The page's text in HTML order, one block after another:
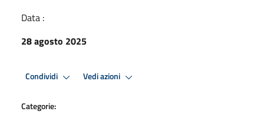
Data :
28 agosto 2025
Condividi Vedi azioni
Categorie: